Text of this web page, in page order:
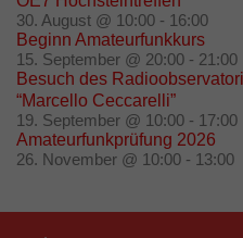
30. August @ 10:00 - 16:00
Beginn Amateurfunkkurs
15. September @ 20:00 - 21:00
Besuch des
“Marcello Ceccarelli”
19. September @ 10:00 - 17:00
Amateurfunkprüfung 2026
26. November @ 10:00 - 13:00